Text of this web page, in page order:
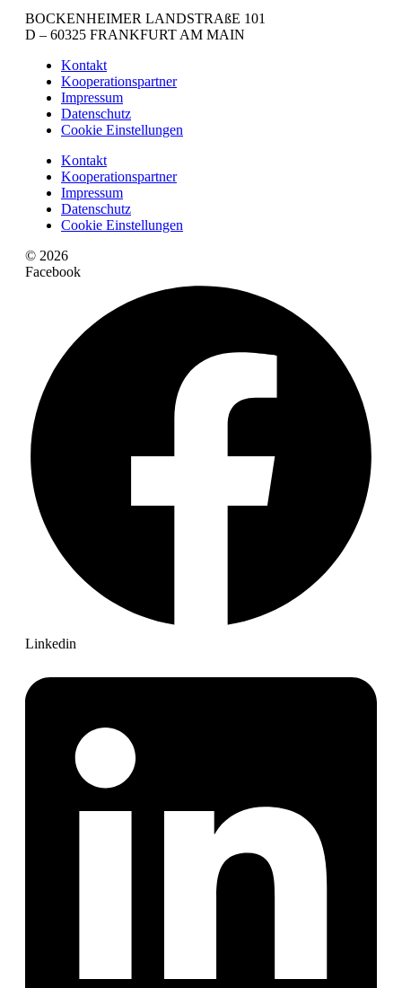
BOCKENHEIMER LANDSTRAßE 101
D – 60325 FRANKFURT AM MAIN
Kontakt
Kooperationspartner
Impressum
Datenschutz
Cookie Einstellungen
Kontakt
Kooperationspartner
Impressum
Datenschutz
Cookie Einstellungen
© 2026
Facebook
Linkedin